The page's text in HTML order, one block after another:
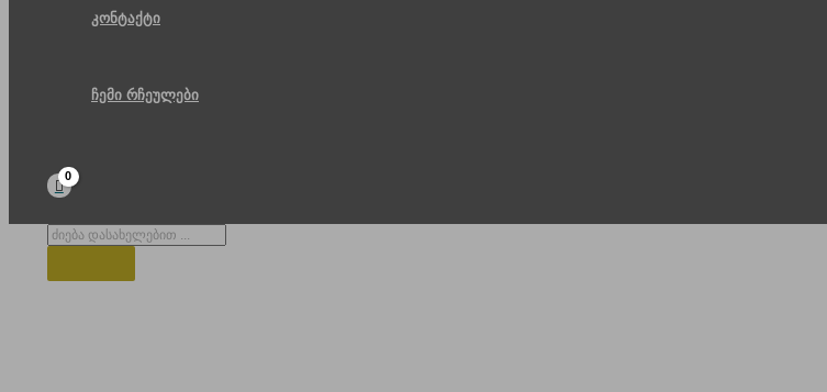
კონტაქტი
ჩემი რჩეულები
Products